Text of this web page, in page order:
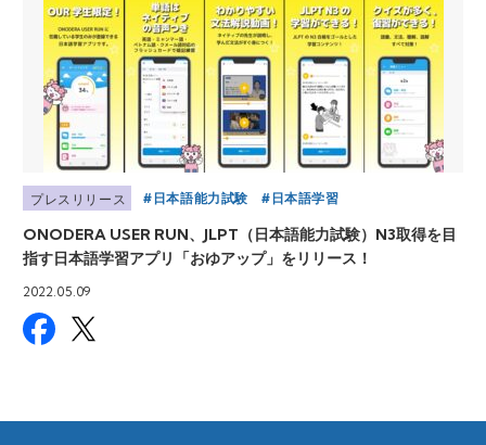
プレスリリース 日本語能力試験 日本語学習
ONODERA USER RUN、JLPT（日本語能力試験）N3取得を目
指す日本語学習アプリ「おゆアップ」をリリース！
2022.05.09